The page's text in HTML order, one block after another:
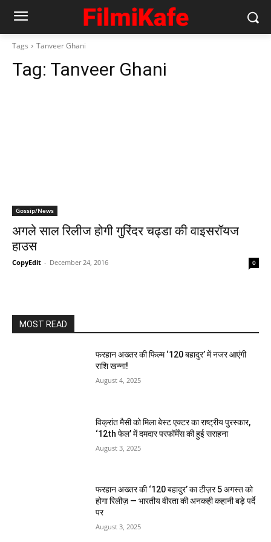
Tags Tanveer Ghani
Tag: Tanveer Ghani
Gossip/News
अगले साल रिलीज होगी गुरिंदर चढ्डा की वाइसरॉयज
हाउस
CopyEdit - December 24, 2016 0
MOST READ
फरहान अख्तर की फिल्म ‘120 बहादुर’ में नजर आएंगी
राशि खन्ना!
August 4, 2025
विक्रांत मैसी को मिला बेस्ट एक्टर का राष्ट्रीय पुरस्कार,
‘12th फेल’ में दमदार परफॉर्मेंस की हुई सराहना
August 3, 2025
फरहान अख्तर की ‘120 बहादुर’ का टीज़र 5 अगस्त को
होगा रिलीज़ — भारतीय वीरता की अनकही कहानी बड़े पर्दे
पर
August 3, 2025